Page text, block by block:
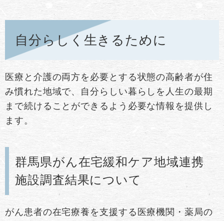
自分らしく生きるために
医療と介護の両方を必要とする状態の高齢者が住
み慣れた地域で、自分らしい暮らしを人生の最期
まで続けることができるよう必要な情報を提供し
ます。
群馬県がん在宅緩和ケア地域連携
施設調査結果について
がん患者の在宅療養を支援する医療機関・薬局の